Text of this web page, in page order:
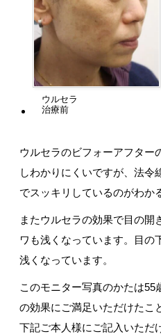
ウルセラ
治療前
ウルセラのビフォーアフター
しわかりにくいですが、法令
でスッキリしているのがわか
またウルセラの効果で目の開
ワも浅くなっています。目の
浅くなっています。
このモニター写真のかたは55
の効果にご満足いただけたこ
下記ご本人様にご記入いただ